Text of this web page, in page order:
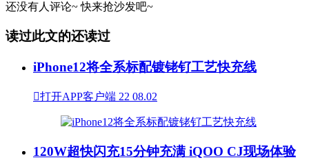
还没有人评论~ 快来抢沙发吧~
读过此文的还读过
iPhone12将全系标配镀铑钌工艺快充线
打开APP客户端 22 08.02
120W超快闪充15分钟充满 iQOO CJ现场体验